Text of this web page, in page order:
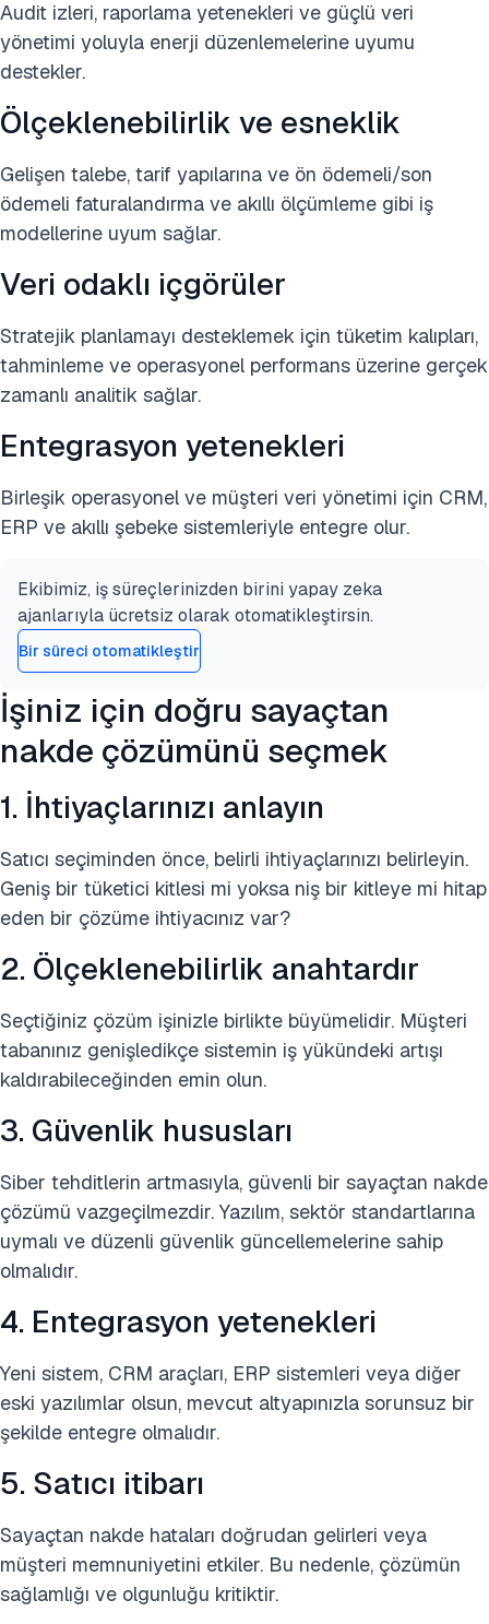
Audit izleri, raporlama yetenekleri ve güçlü veri
yönetimi yoluyla enerji düzenlemelerine uyumu
destekler.
Ölçeklenebilirlik ve esneklik
Gelişen talebe, tarif yapılarına ve ön ödemeli/son
ödemeli faturalandırma ve akıllı ölçümleme gibi iş
modellerine uyum sağlar.
Veri odaklı içgörüler
Stratejik planlamayı desteklemek için tüketim kalıpları,
tahminleme ve operasyonel performans üzerine gerçek
zamanlı analitik sağlar.
Entegrasyon yetenekleri
Birleşik operasyonel ve müşteri veri yönetimi için CRM,
ERP ve akıllı şebeke sistemleriyle entegre olur.
Ekibimiz, iş süreçlerinizden birini yapay zeka
ajanlarıyla ücretsiz olarak otomatikleştirsin.
Bir süreci otomatikleştir
İşiniz için doğru sayaçtan
nakde çözümünü seçmek
1. İhtiyaçlarınızı anlayın
Satıcı seçiminden önce, belirli ihtiyaçlarınızı belirleyin.
Geniş bir tüketici kitlesi mi yoksa niş bir kitleye mi hitap
eden bir çözüme ihtiyacınız var?
2. Ölçeklenebilirlik anahtardır
Seçtiğiniz çözüm işinizle birlikte büyümelidir. Müşteri
tabanınız genişledikçe sistemin iş yükündeki artışı
kaldırabileceğinden emin olun.
3. Güvenlik hususları
Siber tehditlerin artmasıyla, güvenli bir sayaçtan nakde
çözümü vazgeçilmezdir. Yazılım, sektör standartlarına
uymalı ve düzenli güvenlik güncellemelerine sahip
olmalıdır.
4. Entegrasyon yetenekleri
Yeni sistem, CRM araçları, ERP sistemleri veya diğer
eski yazılımlar olsun, mevcut altyapınızla sorunsuz bir
şekilde entegre olmalıdır.
5. Satıcı itibarı
Sayaçtan nakde hataları doğrudan gelirleri veya
müşteri memnuniyetini etkiler. Bu nedenle, çözümün
sağlamlığı ve olgunluğu kritiktir.